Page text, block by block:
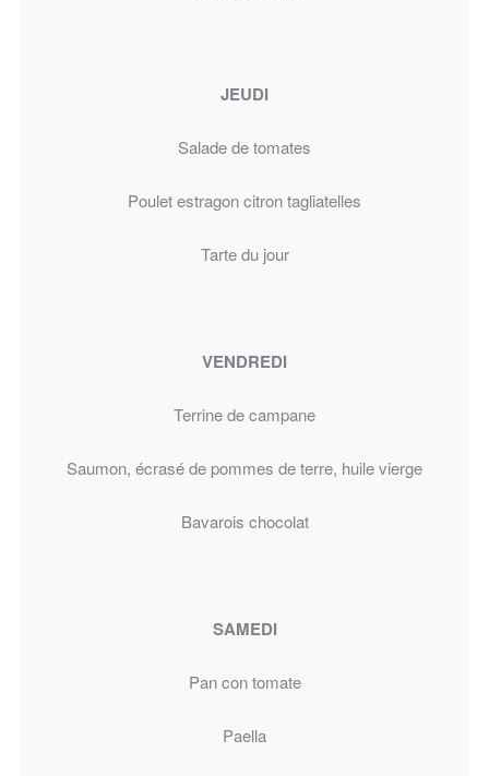
JEUDI
Salade de tomates
Poulet estragon citron tagliatelles
Tarte du jour
VENDREDI
Terrine de campane
Saumon, écrasé de pommes de terre, huile vierge
Bavarois chocolat
SAMEDI
Pan con tomate
Paella